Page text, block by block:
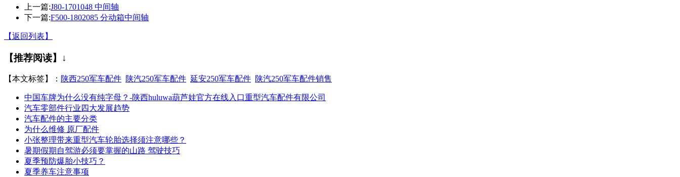
上一篇:J80-1701048 中间轴
下一篇:F500-1802085 分动箱中间轴
【返回列表】
【推荐阅读】↓
【本文标签】： 陕西250军车配件 陕汽250军车配件 延安250军车配件 陕汽250军车配件销售
中国车牌为什么没有纯字母？-陕西huluwa葫芦娃官方在线入口重型汽车配件有限公司
汽车零部件行业四大发展趋势
汽车配件的主要分类
为什么维修 原厂配件
小张整理带来重型汽车轮胎选择须注意哪些？
暑期假期自驾游必须要掌握的山路 驾驶技巧
夏季预防爆胎小技巧？
夏季养车注意事项